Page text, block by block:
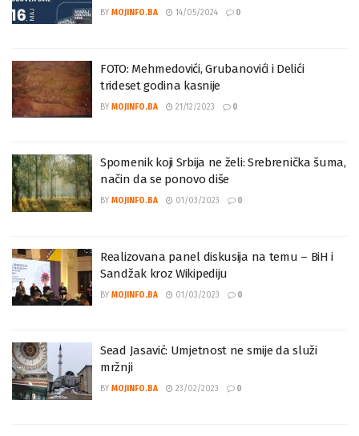
BY MOJINFO.BA 14/05/2024 0
FOTO: Mehmedovići, Grubanovići i Delići
trideset godina kasnije
BY MOJINFO.BA 21/12/2023 0
Spomenik koji Srbija ne želi: Srebrenička šuma,
način da se ponovo diše
BY MOJINFO.BA 01/03/2023 0
Realizovana panel diskusija na temu – BiH i
Sandžak kroz Wikipediju
BY MOJINFO.BA 01/03/2023 0
Sead Jasavić: Umjetnost ne smije da služi
mržnji
BY MOJINFO.BA 23/02/2023 0